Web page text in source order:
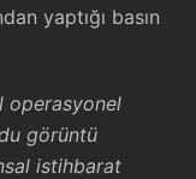
yaptığı basın
operasyonel
görüntü
istihbarat